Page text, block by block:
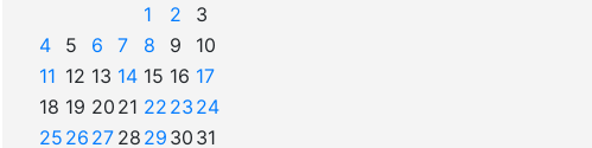
1
2
3
4
5 6 7 8 9
10
11 12 13 14 15 16 17
18 19 20 21 22 23 24
25 26 27 28 29 30 31